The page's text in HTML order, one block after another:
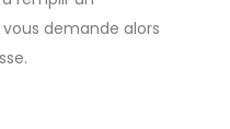
vous demande alors